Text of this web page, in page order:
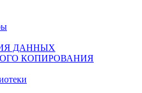
ДАННЫХ
КОПИРОВАНИЯ